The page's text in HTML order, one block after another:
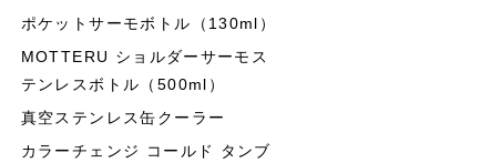
ポケットサーモボトル（130ml）
MOTTERU ショルダーサーモス
テンレスボトル（500ml）
真空ステンレス缶クーラー
カラーチェンジ コールド タンブ